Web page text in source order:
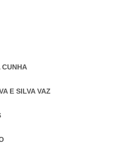
CUNHA
E SILVA VAZ